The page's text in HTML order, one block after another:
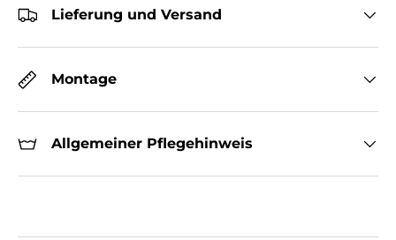
Lieferung und Versand
Montage
Allgemeiner Pflegehinweis